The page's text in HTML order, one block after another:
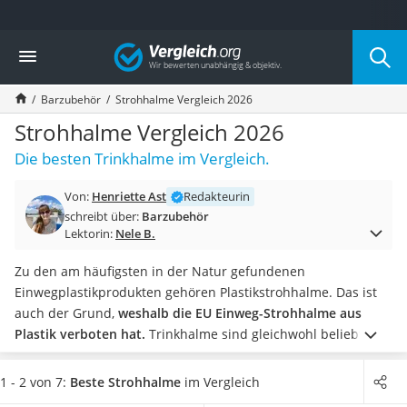
Die beliebtesten Vergleiche nach Kategorie
Haushalt
Wassersprudler
Zentralstaubsauger
Brotbackautomat
Wischroboter
Wäschespinne
Spülmaschinentabs
Akku-Staubsauger
AEG-Waschmaschine
Saug-Wisch-Roboter
Handstaubsauger
Milchaufschäumer
Kondenstrockner
Reiskocher
Vergleich
Barzubehör Strohhalme Vergleich 2026
Strohhalme Vergleich 2026
Die besten Trinkhalme im Vergleich.
Von: Henriette Ast
Redakteurin
schreibt über: Barzubehör
Lektorin: Nele B.
Zu den am häufigsten in der Natur gefundenen
Einwegplastikprodukten gehören Plastikstrohhalme. Das ist
auch der Grund, weshalb die EU Einweg-Strohhalme aus
Plastik verboten hat. Trinkhalme sind gleichwohl beliebt.
Deshalb braucht es Alternativen. Neben demGlas-Strohhalm
gibt es noch viele weitere Strohhalme aus verschiedenen
1 - 2 von 7: Beste Strohhalme im Vergleich